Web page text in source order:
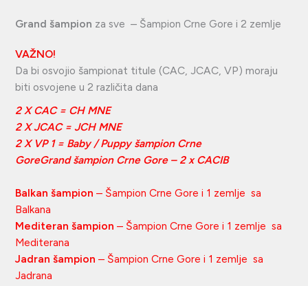
Grand šampion za sve – Šampion Crne Gore i 2 zemlje
VAŽNO!
Da bi osvojio šampionat titule (CAC, JCAC, VP) moraju
biti osvojene u 2 različita dana
2 X CAC = CH MNE
2 X JCAC = JCH MNE
2 X VP 1 = Baby / Puppy šampion Crne
GoreGrand šampion Crne Gore – 2 x CACIB
Balkan šampion – Šampion Crne Gore i 1 zemlje sa
Balkana
Mediteran šampion – Šampion Crne Gore i 1 zemlje sa
Mediterana
Jadran šampion – Šampion Crne Gore i 1 zemlje sa
Jadrana